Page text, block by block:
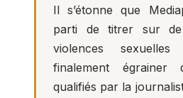
Il s’étonne que
parti de titrer sur
violences
finalement
qualifiés par la